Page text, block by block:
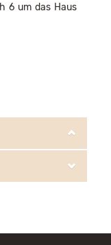
6 um das Haus